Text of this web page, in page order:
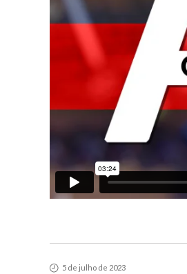
5 de julho de 2023